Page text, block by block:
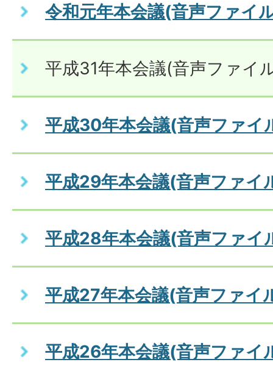
令和元年本会議(音声ファイ
平成31年本会議(音声ファイ
平成30年本会議(音声ファイ
平成29年本会議(音声ファイ
平成28年本会議(音声ファイ
平成27年本会議(音声ファイ
平成26年本会議(音声ファイ